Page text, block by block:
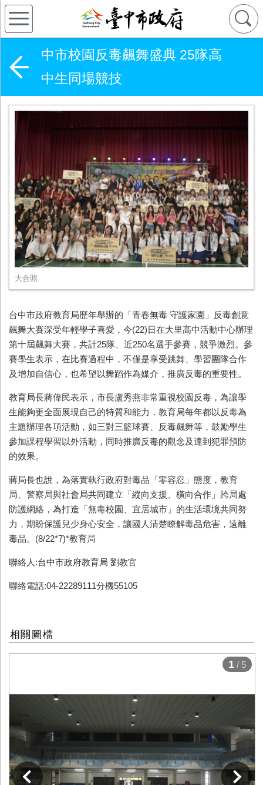
中市校園反毒飆舞盛典 25隊高
中生同場競技
大合照
台中市政府教育局歷年舉辦的「青春無毒 守護家園」反毒創意
飆舞大賽深受年輕學子喜愛，今(22)日在大里高中活動中心辦理
第十屆飆舞大賽，共計25隊、近250名選手參賽，競爭激烈。參
賽學生表示，在比賽過程中，不僅是享受跳舞、學習團隊合作
及增加自信心，也希望以舞蹈作為媒介，推廣反毒的重要性。
教育局長蔣偉民表示，市長盧秀燕非常重視校園反毒，為讓學
生能夠更全面展現自己的特質和能力，教育局每年都以反毒為
主題辦理各項活動，如三對三籃球賽、反毒飆舞等，鼓勵學生
參加課程學習以外活動，同時推廣反毒的觀念及達到犯罪預防
的效果。
蔣局長也說，為落實執行政府對毒品「零容忍」態度，教育
局、警察局與社會局共同建立「縱向支援、橫向合作」跨局處
防護網絡，為打造「無毒校園、宜居城市」的生活環境共同努
力，期盼保護兒少身心安全，讓國人清楚瞭解毒品危害，遠離
毒品。(8/22*7)*教育局
聯絡人:台中市政府教育局 劉教官
聯絡電話:04-22289111分機55105
相關圖檔
下一張
1 / 5